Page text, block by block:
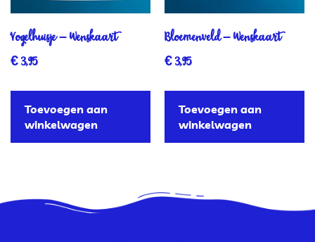
Vogelhuisje – Wenskaart
€3,95
Toevoegen aan
winkelwagen
Bloemenveld – Wenskaart
€3,95
Toevoegen aan
winkelwagen